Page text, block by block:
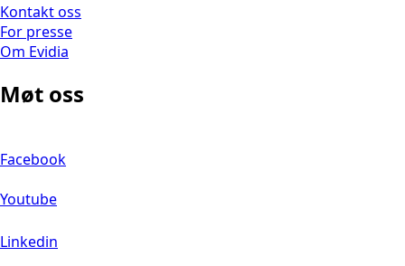
Kontakt oss
For presse
Om Evidia
Møt oss
Facebook
Youtube
Linkedin